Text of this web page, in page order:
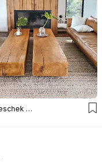
Greschek Obras